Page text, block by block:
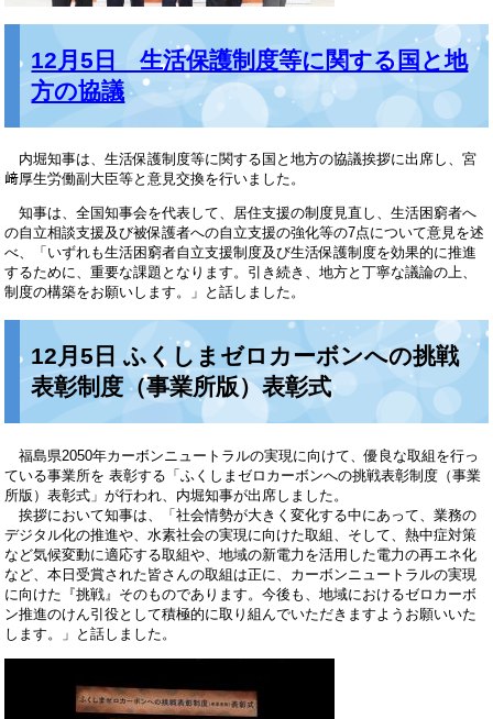
12月5日 生活保護制度等に関する国と地
方の協議
内堀知事は、生活保護制度等に関する国と地方の協議挨拶に出席し、宮
﨑厚生労働副大臣等と意見交換を行いました。
知事は、全国知事会を代表して、居住支援の制度見直し、生活困窮者へ
の自立相談支援及び被保護者への自立支援の強化等の7点について意見を述
べ、「いずれも生活困窮者自立支援制度及び生活保護制度を効果的に推進
するために、重要な課題となります。引き続き、地方と丁寧な議論の上、
制度の構築をお願いします。」と話しました。
12月5日 ふくしまゼロカーボンへの挑戦
表彰制度（事業所版）表彰式
福島県2050年カーボンニュートラルの実現に向けて、優良な取組を行っ
ている事業所を 表彰する「ふくしまゼロカーボンへの挑戦表彰制度（事業
所版）表彰式」が行われ、内堀知事が出席しました。
挨拶において知事は、「社会情勢が大きく変化する中にあって、業務の
デジタル化の推進や、水素社会の実現に向けた取組、そして、熱中症対策
など気候変動に適応する取組や、地域の新電力を活用した電力の再エネ化
など、本日受賞された皆さんの取組は正に、カーボンニュートラルの実現
に向けた『挑戦』そのものであります。今後も、地域におけるゼロカーボ
ン推進のけん引役として積極的に取り組んでいただきますようお願いいた
します。」と話しました。